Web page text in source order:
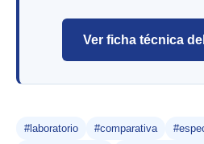
Ver ficha técnica
#laboratorio #comparativa